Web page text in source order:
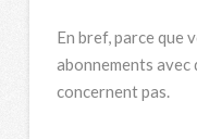
En bref, parce que
abonnements avec
concernent pas.